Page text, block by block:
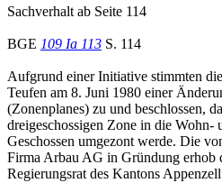
Sachverhalt ab Seite 114
BGE 109 Ia 113 S. 114
Aufgrund einer Initiative stimmten
Teufen am 8. Juni 1980 einer
(Zonenplanes) zu und beschlossen,
dreigeschossigen Zone in die Wohn-
Geschossen umgezont werde. Die
Firma Arbau AG in Gründung erhob
Regierungsrat des Kantons